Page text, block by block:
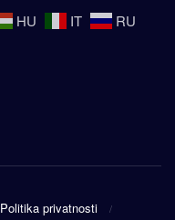
HU IT RU
Politika privatnosti